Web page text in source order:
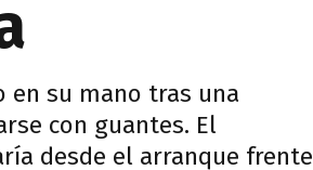
en su mano tras una
con guantes. El
desde el arranque frente